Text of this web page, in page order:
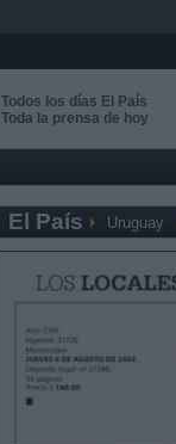
Todos los días El País
Toda la prensa de hoy
El País Uruguay